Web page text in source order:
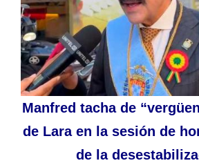
Manfred tacha de
de Lara en la sesión de
de la